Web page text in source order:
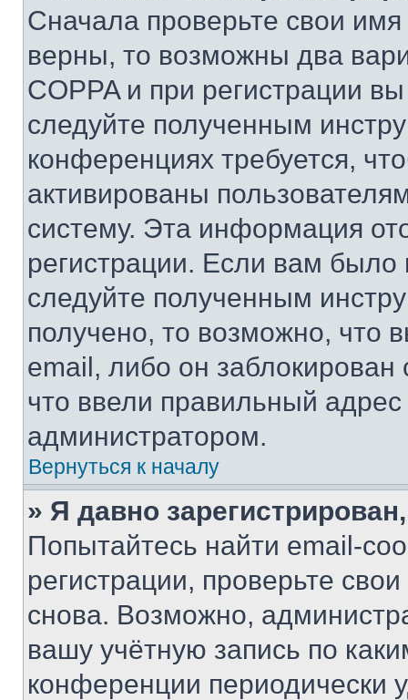
Сначала проверьте свои
верны, то возможны два
COPPA и при регистрации
следуйте полученным
конференциях требуется,
активированы
систему. Эта информация
регистрации. Если вам
следуйте полученным
получено, то возможно, что
email, либо он
что ввели правильный адрес
администратором.
Вернуться к началу
» Я давно
Попытайтесь найти email-
регистрации, проверьте
снова. Возможно,
вашу учётную запись по
конференции периодически